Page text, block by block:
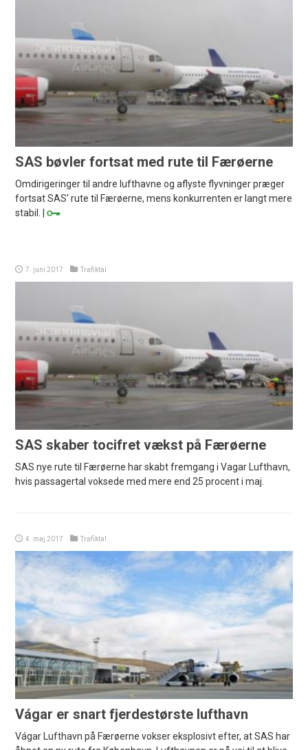
SAS bøvler fortsat med rute til Færøerne
Omdirigeringer til andre lufthavne og aflyste flyvninger præger
fortsat SAS' rute til Færøerne, mens konkurrenten er langt mere
stabil. |
7. juni 2017 Trafiktal
SAS skaber tocifret vækst på Færøerne
SAS nye rute til Færøerne har skabt fremgang i Vagar Lufthavn,
hvis passagertal voksede med mere end 25 procent i maj.
4. maj 2017 Trafiktal
Vágar er snart fjerdestørste lufthavn
Vágar Lufthavn på Færøerne vokser eksplosivt efter, at SAS har